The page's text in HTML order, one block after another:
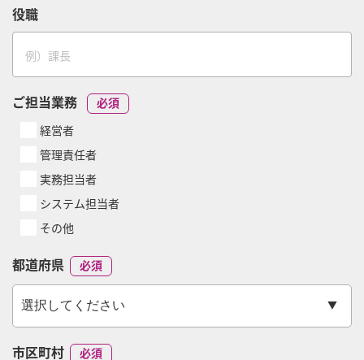
役職
ご担当業務
経営者
管理責任者
実務担当者
システム担当者
その他
都道府県
市区町村